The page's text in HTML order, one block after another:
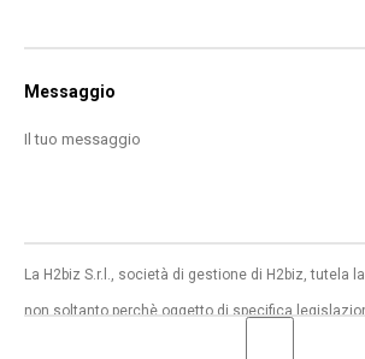
Messaggio